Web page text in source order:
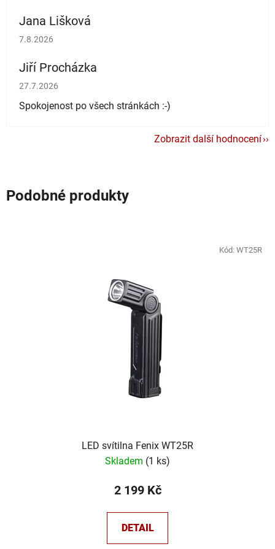
Jana Lišková
Hodnocení obchodu je 5 z 5 hvězdiček.
7.8.2026
Jiří Procházka
Hodnocení obchodu je 5 z 5 hvězdiček.
27.7.2026
Spokojenost po všech stránkách :-)
Zobrazit další hodnocení
Podobné produkty
LED svítilna Fenix WT25R
Skladem (1 ks)
2 199 Kč
DETAIL
Kód: WT25R